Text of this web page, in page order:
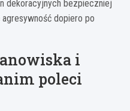
dekoracyjnych bezpieczniej
dopiero po
i
poleci